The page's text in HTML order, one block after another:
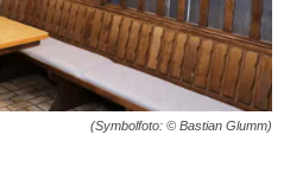
(Symbolfoto: © Bastian Glumm)